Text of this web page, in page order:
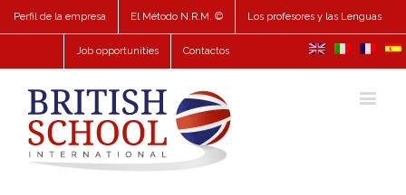
Perfil de la empresa El Método N.R.M. © Los profesores y las Lenguas
Job opportunities Contactos